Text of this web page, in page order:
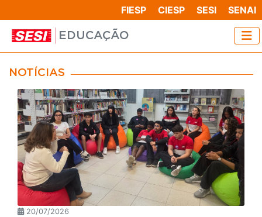
FIESP CIESP SESI SENAI
EDUCAÇÃO
NOTÍCIAS
20/07/2026